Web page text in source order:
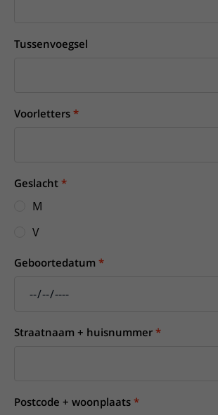
Tussenvoegsel
Voorletters
Geslacht
M
V
Geboortedatum
Straatnaam + huisnummer
Postcode + woonplaats